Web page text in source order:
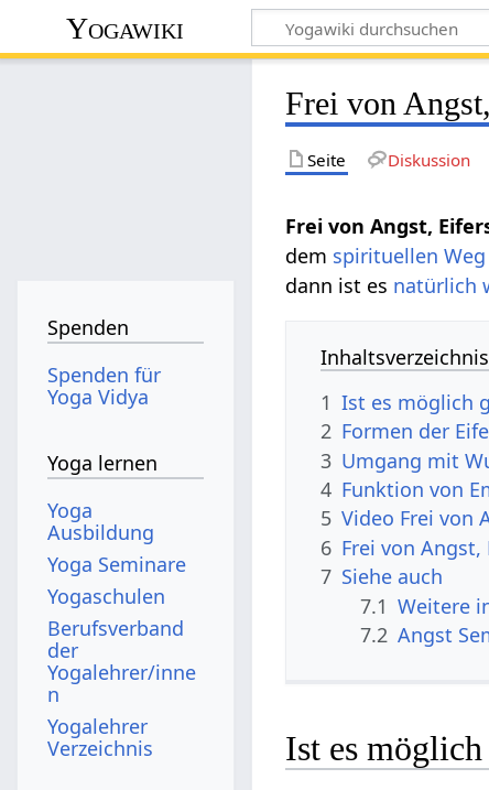
Yogawiki
Frei von
Seite Diskussion
Frei von Angst,
dem spirituellen Weg
dann ist es natürlich
Inhaltsverzeichnis
1 Ist es möglich
2 Formen der
3 Umgang mit
4 Funktion von
5 Video Frei von
6 Frei von
7 Siehe auch
7.1 Weitere
7.2 Angst
Ist es
Spenden
Spenden für
Yoga Vidya
Yoga lernen
Yoga
Ausbildung
Yoga Seminare
Yogaschulen
Berufsverband
der
Yogalehrer/inne
n
Yogalehrer
Verzeichnis